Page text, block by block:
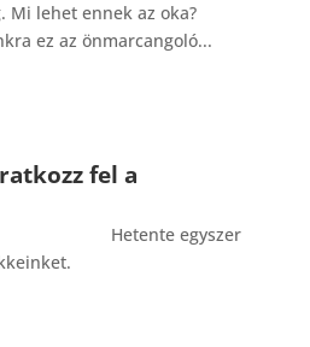
Mi lehet ennek az oka?
ez az önmarcangoló...
fel a
Hetente egyszer